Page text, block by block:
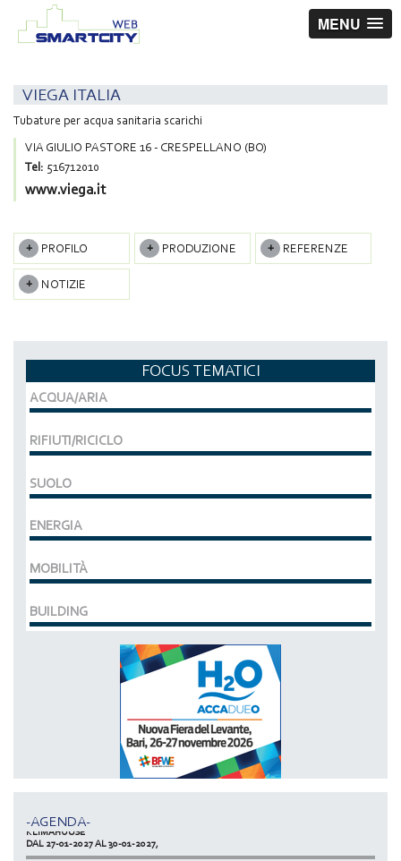
MENU
VIEGA ITALIA
Tubature per acqua sanitaria scarichi
VIA GIULIO PASTORE 16 - CRESPELLANO (BO)
Tel: 516712010
www.viega.it
PROFILO PRODUZIONE REFERENZE
NOTIZIE
FOCUS TEMATICI
ACQUA/ARIA
RIFIUTI/RICICLO
SUOLO
ENERGIA
MOBILITÀ
BUILDING
-AGENDA-
DAL 07-03-2028 AL 10-03-2028,
ACCADUEO (H20) edizione BOLOGNA
KLIMAHOUSE
DAL 27-01-2027 AL 30-01-2027,